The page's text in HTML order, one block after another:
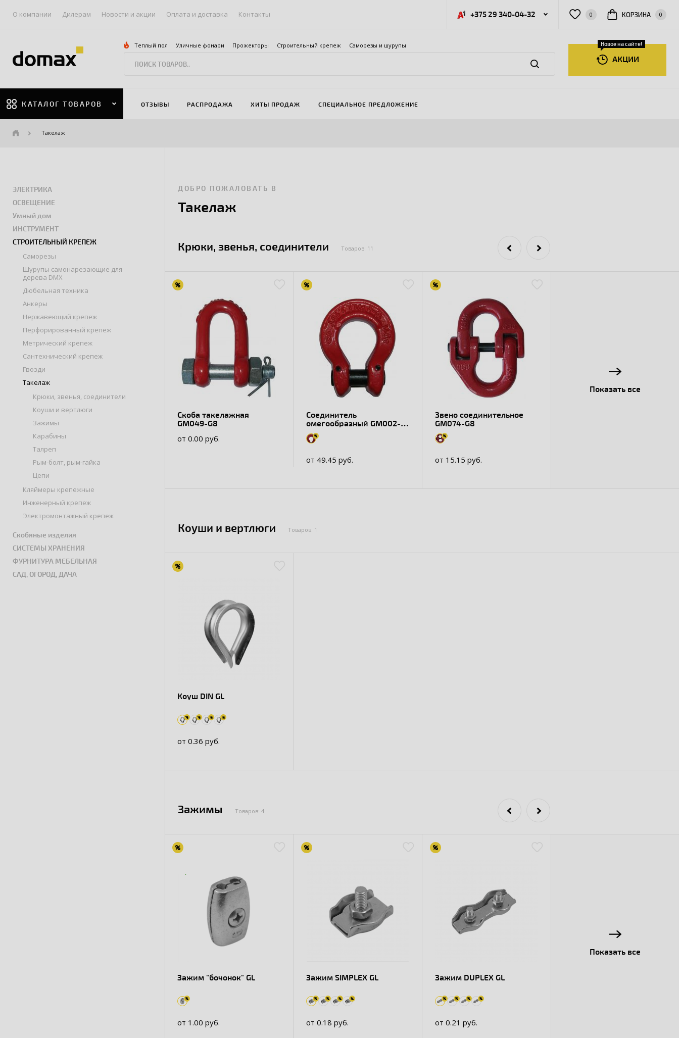
О компании Дилерам Новости и акции Оплата и доставка Контакты +375 29 340-04-32 0 КОРЗИНА 0
Теплый пол Уличные фонари Прожекторы Строительный крепеж Саморезы и шурупы
АКЦИИ
Новое на сайте!
КАТАЛОГ ТОВАРОВ ОТЗЫВЫ РАСПРОДАЖА ХИТЫ ПРОДАЖ СПЕЦИАЛЬНОЕ ПРЕДЛОЖЕНИЕ
Такелаж
ЭЛЕКТРИКА
ОСВЕЩЕНИЕ
Умный дом
ИНСТРУМЕНТ
СТРОИТЕЛЬНЫЙ КРЕПЕЖ
Саморезы
Шурупы самонарезающие для
дерева DMX
Дюбельная техника
Анкеры
Нержавеющий крепеж
Перфорированный крепеж
Метрический крепеж
Сантехнический крепеж
Гвозди
Такелаж
Крюки, звенья, соединители
Коуши и вертлюги
Зажимы
Карабины
Талреп
Рым-болт, рым-гайка
Цепи
Кляймеры крепежные
Инженерный крепеж
Электромонтажный крепеж
Скобяные изделия
СИСТЕМЫ ХРАНЕНИЯ
ФУРНИТУРА МЕБЕЛЬНАЯ
САД, ОГОРОД, ДАЧА
ДОБРО ПОЖАЛОВАТЬ В
Такелаж
Крюки, звенья, соединители Товаров: 11
Скоба такелажная
GM049-G8
от 0.00 руб.
Соединитель
омегообразный GM002-
G8
от 49.45 руб.
Звено соединительное
GM074-G8
от 15.15 руб.
Показать все
Коуши и вертлюги Товаров: 1
Коуш DIN GL
от 0.36 руб.
Зажимы Товаров: 4
Зажим "бочонок" GL
от 1.00 руб.
Зажим SIMPLEX GL
от 0.18 руб.
Зажим DUPLEX GL
от 0.21 руб.
Показать все